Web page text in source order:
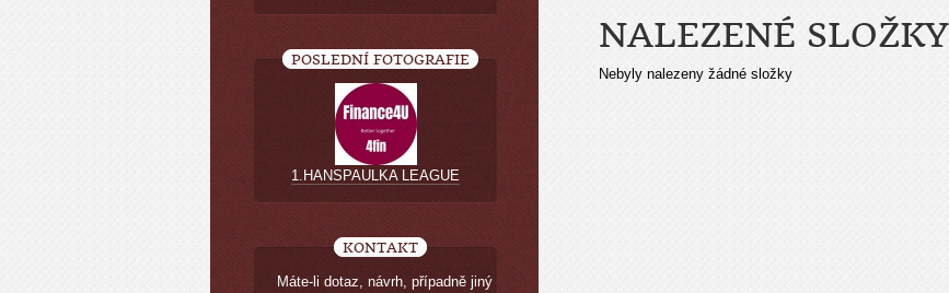
NALEZENÉ SLOŽKY
Nebyly nalezeny žádné složky
POSLEDNÍ FOTOGRAFIE
1.HANSPAULKA LEAGUE
KONTAKT
Máte-li dotaz, návrh, případně jiný